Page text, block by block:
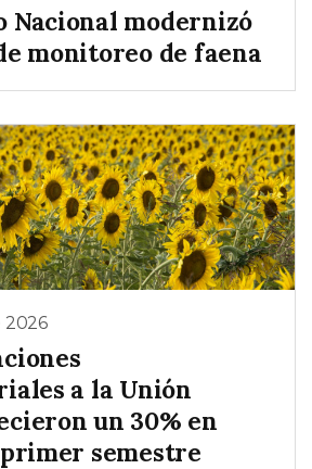
Nacional modernizó
monitoreo de faena
2026
a la Unión
un 30% en
semestre